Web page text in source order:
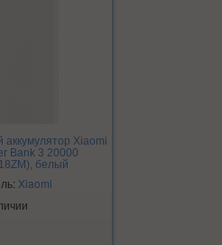
аккумулятор Xiaomi
Bank 3 20000
белый
Xiaomi